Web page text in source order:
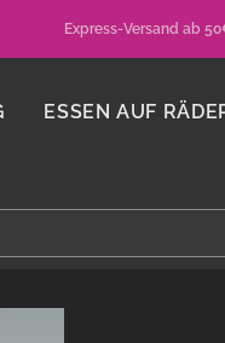
Express-Versand ab
ESSEN AUF